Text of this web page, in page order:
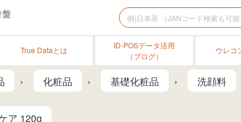
True Dataとは
ID-POSデータ活用
（ブログ）
ウレコ
化粧品 基礎化粧品 洗顔料
ア 120g